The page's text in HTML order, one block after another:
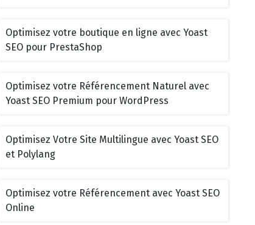
Optimisez votre boutique en ligne avec Yoast
SEO pour PrestaShop
Optimisez votre Référencement Naturel avec
Yoast SEO Premium pour WordPress
Optimisez Votre Site Multilingue avec Yoast SEO
et Polylang
Optimisez votre Référencement avec Yoast SEO
Online